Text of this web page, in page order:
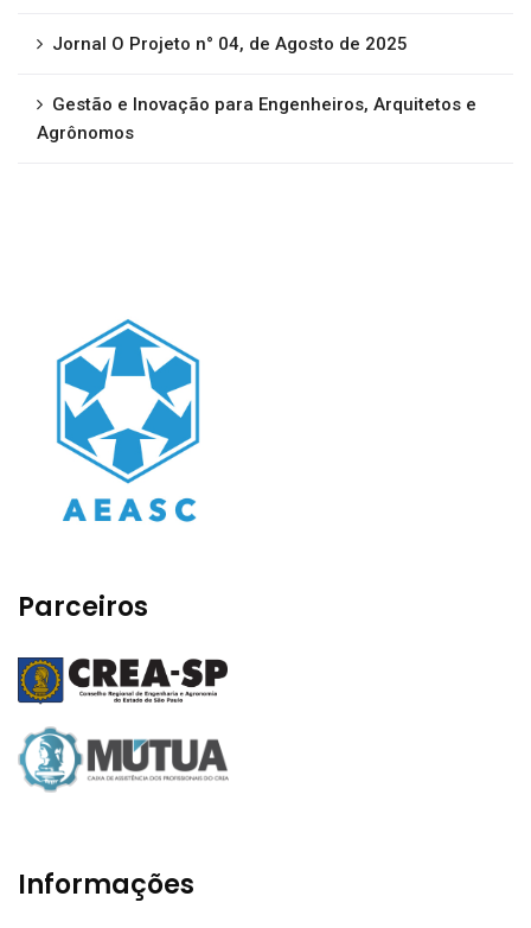
Jornal O Projeto n° 04, de Agosto de 2025
Gestão e Inovação para Engenheiros, Arquitetos e
Agrônomos
Parceiros
Informações